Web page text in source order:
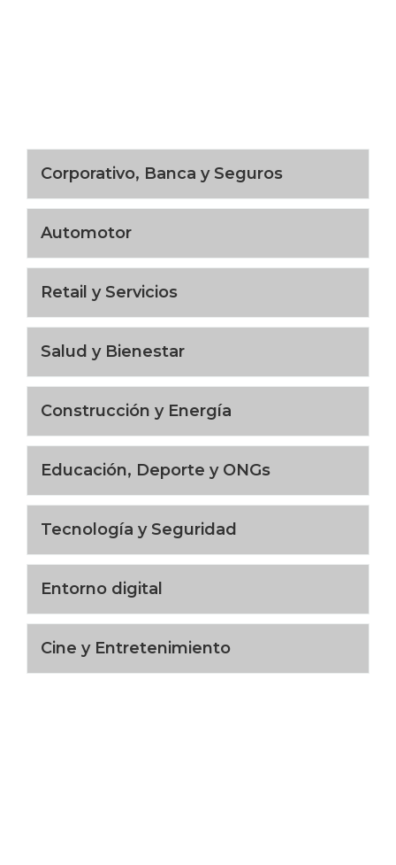
Corporativo, Banca y Seguros
Automotor
Retail y Servicios
Salud y Bienestar
Construcción y Energía
Educación, Deporte y ONGs
Tecnología y Seguridad
Entorno digital
Cine y Entretenimiento